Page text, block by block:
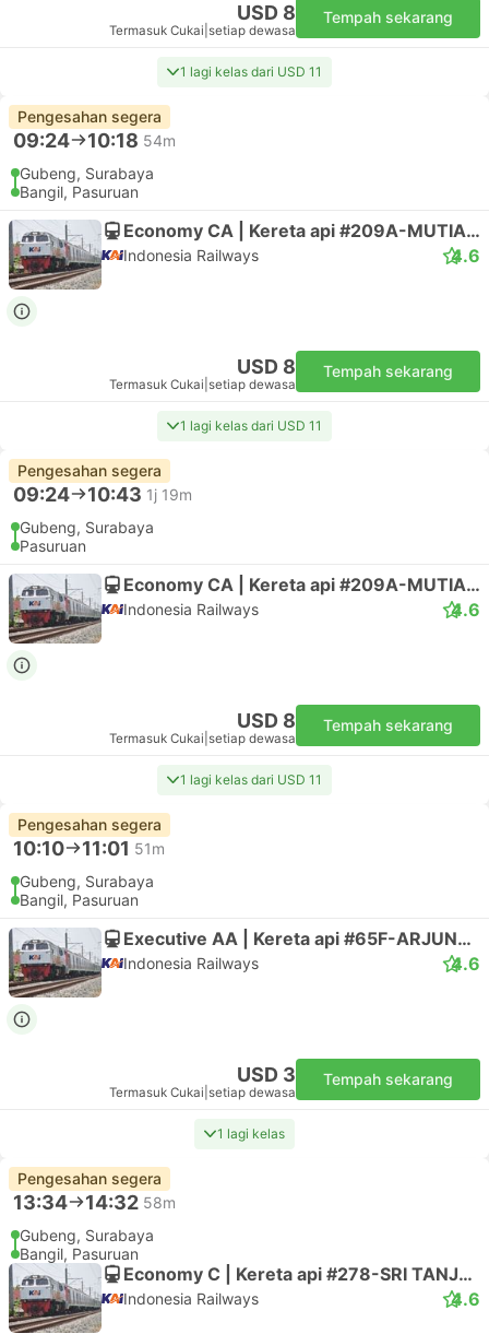
USD 8
Termasuk Cukai setiap dewasa
Tempah sekarang
1 lagi kelas dari USD 11
Pengesahan segera
09:24 10:18 54m
Gubeng, Surabaya
Bangil, Pasuruan
Economy CA | Kereta api #209A-MUTIARA TIMUR
Indonesia Railways 4.6
USD 8
Termasuk Cukai setiap dewasa
Tempah sekarang
1 lagi kelas dari USD 11
Pengesahan segera
09:24 10:43 1j 19m
Gubeng, Surabaya
Pasuruan
Economy CA | Kereta api #209A-MUTIARA TIMUR
Indonesia Railways 4.6
USD 8
Termasuk Cukai setiap dewasa
Tempah sekarang
1 lagi kelas dari USD 11
Pengesahan segera
10:10 11:01 51m
Gubeng, Surabaya
Bangil, Pasuruan
Executive AA | Kereta api #65F-ARJUNO EKSPRES
Indonesia Railways 4.6
USD 3
Termasuk Cukai setiap dewasa
Tempah sekarang
1 lagi kelas
Pengesahan segera
13:34 14:32 58m
Gubeng, Surabaya
Bangil, Pasuruan
Economy C | Kereta api #278-SRI TANJUNG
Indonesia Railways 4.6